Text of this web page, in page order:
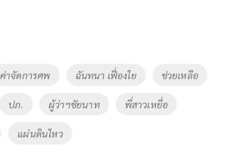
ค่าจัดการศพ ฉันทนา เฟื่องใย ช่วยเหลือ
ปภ. ผู้ว่าฯชัยนาท พี่สาวเหยื่อ
แผ่นดินไหว